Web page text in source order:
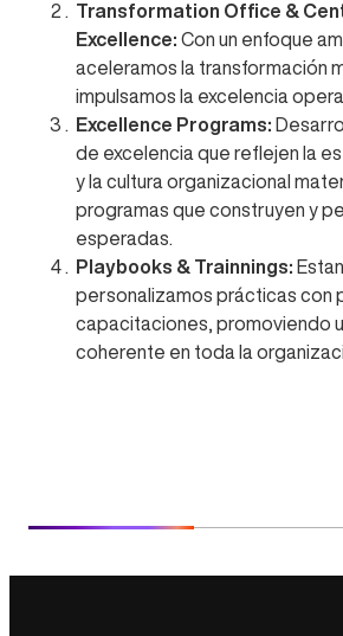
Transformation Office &
Excellence: Con un enfoque
aceleramos la transformación
impulsamos la excelencia
Excellence Programs:
de excelencia que reflejen la
y la cultura organizacional
programas que construyen y
esperadas.
Playbooks & Trainnings:
personalizamos prácticas con
capacitaciones, promoviendo
coherente en toda la